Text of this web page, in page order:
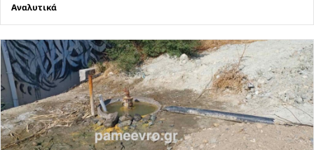
Αναλυτικά